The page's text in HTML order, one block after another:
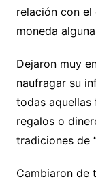
relación con el
moneda
Dejaron muy
naufragar su
todas aquellas
regalos o
tradiciones de
Cambiaron de